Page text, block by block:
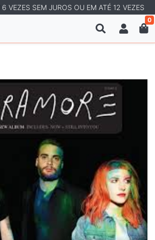
VEZES SEM JUROS OU EM ATÉ 12 VEZES
0